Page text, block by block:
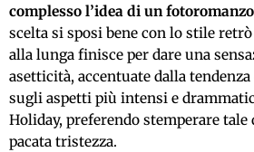
complesso l’idea di un
scelta si sposi bene con lo stile
alla lunga finisce per dare una
asetticità, accentuate dalla tendenza
sugli aspetti più intensi e
Holiday, preferendo stemperare
pacata tristezza.